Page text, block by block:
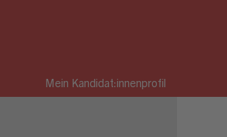
Mein Kandidat:innenprofil